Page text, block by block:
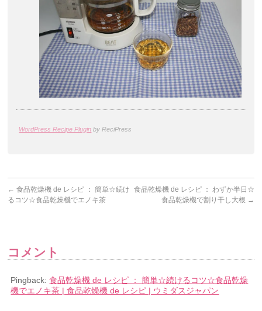
WordPress Recipe Plugin by ReciPress
← 食品乾燥機 de レシピ ： 簡単☆続け
るコツ☆食品乾燥機でエノキ茶
食品乾燥機 de レシピ ： わずか半日☆
食品乾燥機で割り干し大根 →
コメント
Pingback:食品乾燥機 de レシピ ： 簡単☆続けるコツ☆食品乾燥
機でエノキ茶 | 食品乾燥機 de レシピ | ウミダスジャパン